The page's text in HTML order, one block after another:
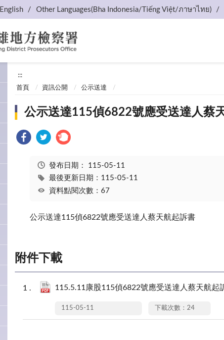
English Other Languages(Bha Indonesia/Tiếng Việt/ภาษาไทย)
:::
首頁 資訊公開 公示送達
公示送達115偵6822號應受送達人蔡
發布日期： 115-05-11
最後更新日期：115-05-11
資料點閱次數：67
公示送達115偵6822號應受送達人蔡天航起訴書
附件下載
115.5.11康股115偵6822號應受送達人蔡天航起
115-05-11 下載次數：24